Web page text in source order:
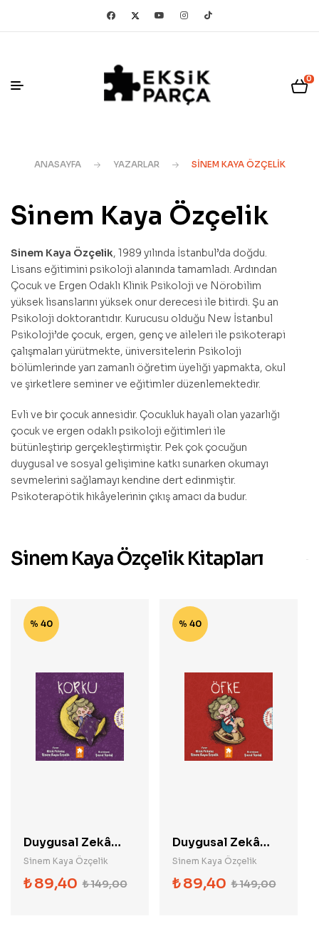
0
ANASAYFA YAZARLAR SINEM KAYA ÖZÇELIK
Sinem Kaya Özçelik
Sinem Kaya Özçelik, 1989 yılında İstanbul’da doğdu.
Lisans eğitimini psikoloji alanında tamamladı. Ardından
Çocuk ve Ergen Odaklı Klinik Psikoloji ve Nörobilim
yüksek lisanslarını yüksek onur derecesi ile bitirdi. Şu an
Psikoloji doktorantıdır. Kurucusu olduğu New İstanbul
Psikoloji’de çocuk, ergen, genç ve aileleri ile psikoterapi
çalışmaları yürütmekte, üniversitelerin Psikoloji
bölümlerinde yarı zamanlı öğretim üyeliği yapmakta, okul
ve şirketlere seminer ve eğitimler düzenlemektedir.
Evli ve bir çocuk annesidir. Çocukluk hayali olan yazarlığı
çocuk ve ergen odaklı psikoloji eğitimleri ile
bütünleştirip gerçekleştirmiştir. Pek çok çocuğun
duygusal ve sosyal gelişimine katkı sunarken okumayı
sevmelerini sağlamayı kendine dert edinmiştir.
Psikoterapötik hikâyelerinin çıkış amacı da budur.
Sinem Kaya Özçelik Kitapları
% 40
Duygusal Zekâ
Serisi - Korku
Sinem Kaya Özçelik
₺149,00
₺89,40
% 40
Duygusal Zekâ
Serisi - Öfke
Sinem Kaya Özçelik
₺149,00
₺89,40